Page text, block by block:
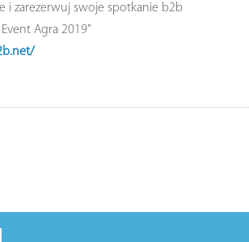
i zarezerwuj swoje spotkanie b2b
Agra 2019”